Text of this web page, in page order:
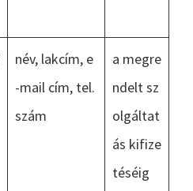
név, lakcím, e
-mail cím, tel.
szám
a megre
ndelt sz
olgáltat
ás kifize
téséig